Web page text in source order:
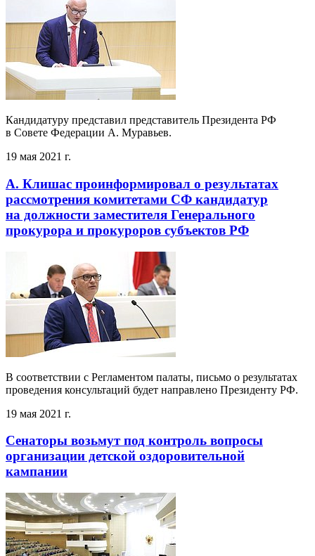
Кандидатуру представил представитель Президента РФ
в Совете Федерации А. Муравьев.
19 мая 2021 г.
А. Клишас проинформировал о результатах
рассмотрения комитетами СФ кандидатур
на должности заместителя Генерального
прокурора и прокуроров субъектов РФ
В соответствии с Регламентом палаты, письмо о результатах
проведения консультаций будет направлено Президенту РФ.
19 мая 2021 г.
Сенаторы возьмут под контроль вопросы
организации детской оздоровительной
кампании